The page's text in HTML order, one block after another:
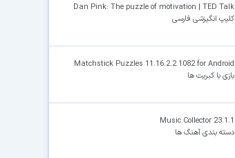
Dan Pink: The puzzle of motivation | TED Talk
کلیپ انگیزشی فارسی
Matchstick Puzzles 11.16.2.2.1082 for Android
بازی با کبریت ها
Music Collector 23.1.1
دسته بندی آهنگ ها